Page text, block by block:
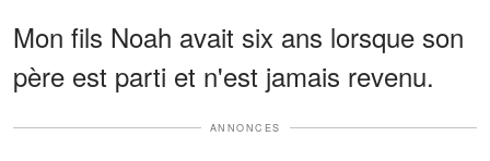
Mon fils Noah avait six ans lorsque son
père est parti et n'est jamais revenu.
ANNONCES